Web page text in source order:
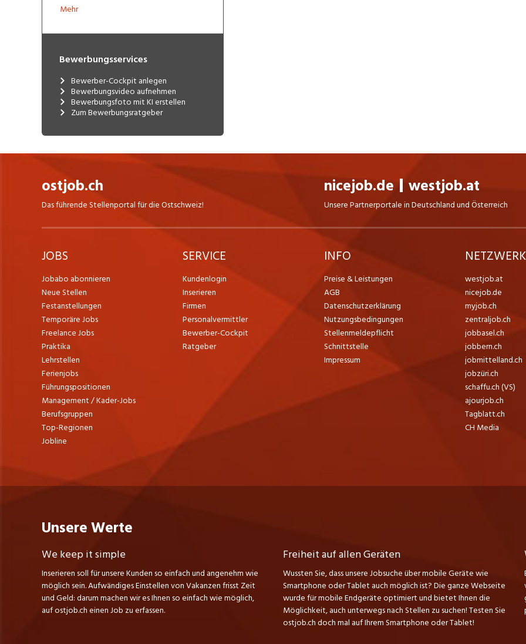
Mehr
Bewerbungsservices
Bewerber-Cockpit anlegen
Bewerbungsvideo aufnehmen
Bewerbungsfoto mit KI erstellen
Zum Bewerbungsratgeber
ostjob.ch
Das führende Stellenportal für die Ostschweiz!
nicejob.de westjob.at
Unsere Partnerportale in Deutschland und Österreich
JOBS
Jobabo abonnieren
Neue Stellen
Festanstellungen
Temporäre Jobs
Freelance Jobs
Praktika
Lehrstellen
Ferienjobs
Führungspositionen
Management / Kader-Jobs
Berufsgruppen
Top-Regionen
Jobline
SERVICE
Kundenlogin
Inserieren
Firmen
Personalvermittler
Bewerber-Cockpit
Ratgeber
INFO
Preise & Leistungen
AGB
Datenschutzerklärung
Nutzungsbedingungen
Stellenmeldepflicht
Schnittstelle
Impressum
NETZWERK
westjob.at
nicejob.de
myjob.ch
zentraljob.ch
jobbasel.ch
jobbern.ch
jobmittelland.ch
jobzüri.ch
schaffu.ch (VS)
ajourjob.ch
Tagblatt.ch
CH Media
Unsere Werte
We keep it simple
Inserieren soll für unsere Kunden so einfach und angenehm wie
möglich sein. Aufwändiges Einstellen von Vakanzen frisst Zeit
und Geld: darum machen wir es Ihnen so einfach wie möglich,
auf ostjob.ch einen Job zu erfassen.
Freiheit auf allen Geräten
Wussten Sie, dass unsere Jobsuche über mobile Geräte wie
Smartphone oder Tablet auch möglich ist? Die ganze Webseite
wurde für mobile Endgeräte optimiert und bietet Ihnen die
Möglichkeit, auch unterwegs nach Stellen zu suchen! Testen Sie
ostjob.ch doch mal auf Ihrem Smartphone oder Tablet!